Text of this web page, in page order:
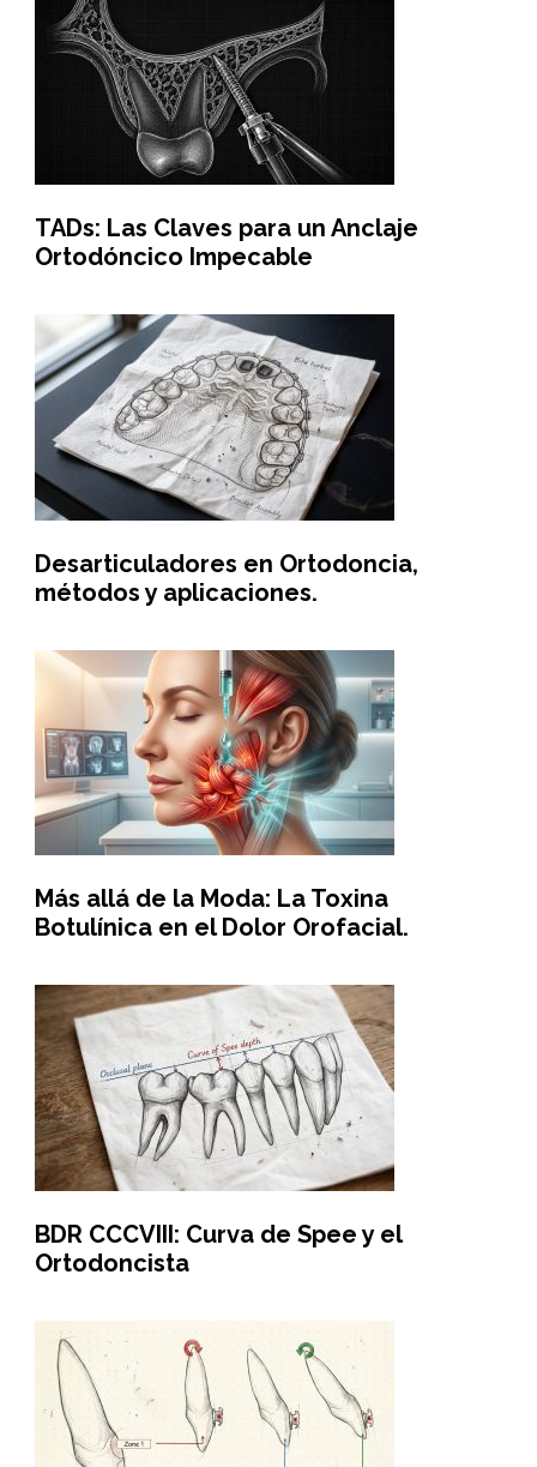
TADs: Las Claves para un Anclaje
Ortodóncico Impecable
Desarticuladores en Ortodoncia,
métodos y aplicaciones.
Más allá de la Moda: La Toxina
Botulínica en el Dolor Orofacial.
BDR CCCVIII: Curva de Spee y el
Ortodoncista